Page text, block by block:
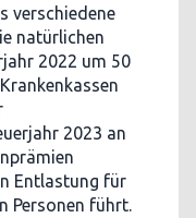
verschiedene
natürlichen
2022 um 50
2023 an
Entlastung für
Personen führt.